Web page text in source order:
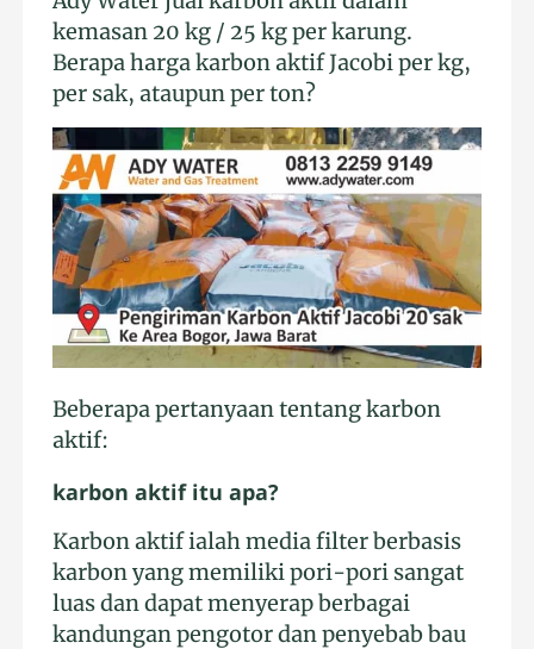
kemasan 20 kg / 25 kg per karung.
Berapa harga karbon aktif Jacobi per kg,
per sak, ataupun per ton?
Beberapa pertanyaan tentang karbon
aktif:
karbon aktif itu apa?
Karbon aktif ialah media filter berbasis
karbon yang memiliki pori-pori sangat
luas dan dapat menyerap berbagai
kandungan pengotor dan penyebab bau